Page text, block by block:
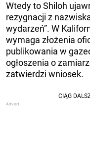
Wtedy to Shiloh
rezygnacji z
wydarzeń”. W
wymaga złożenia
publikowania w
ogłoszenia o
zatwierdzi wniosek.